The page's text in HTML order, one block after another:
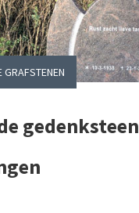
GRAFSTENEN
gedenksteen